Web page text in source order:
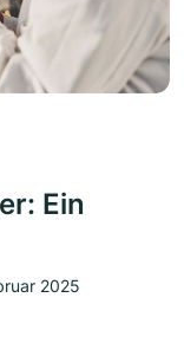
Ein
2025